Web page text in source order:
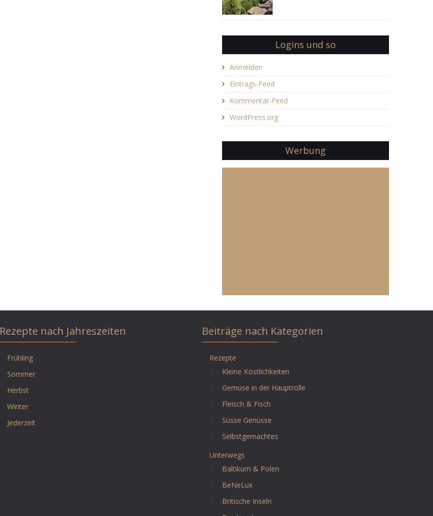
Logins und so
Anmelden
Eintrags-Feed
Kommentar-Feed
WordPress.org
Werbung
Rezepte nach Jahreszeiten
Frühling
Sommer
Herbst
Winter
Jederzeit
Beiträge nach Kategorien
Rezepte
Kleine Köstlichkeiten
Gemüse in der Hauptrolle
Fleisch & Fisch
Süsse Genüsse
Selbstgemachtes
Unterwegs
Baltikum & Polen
BeNeLux
Britische Inseln